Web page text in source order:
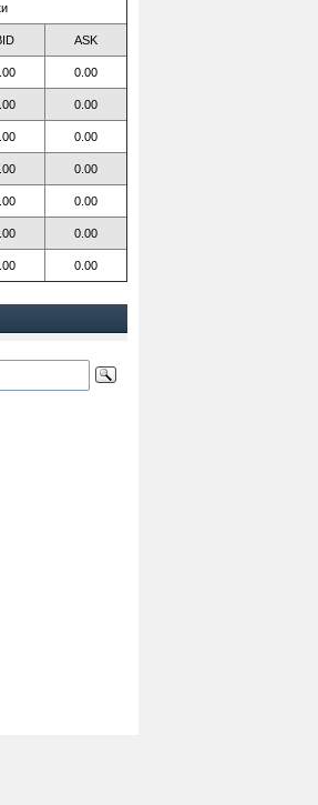
ASK
0.00
0.00
0.00
0.00
0.00
0.00
0.00